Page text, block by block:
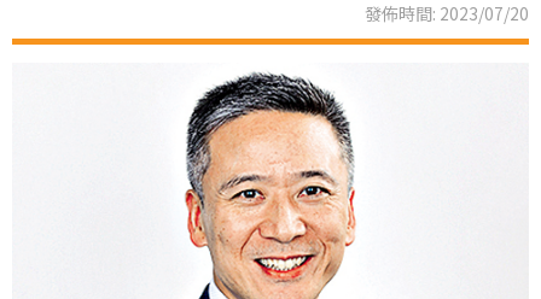
發佈時間: 2023/07/20